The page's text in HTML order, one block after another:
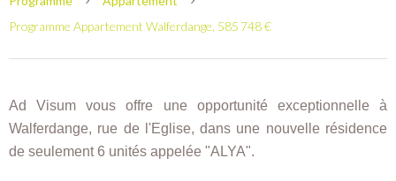
Programme Appartement Walferdange, 585 748 €
Ad Visum vous offre une opportunité exceptionnelle à
Walferdange, rue de l'Eglise, dans une nouvelle résidence
de seulement 6 unités appelée "ALYA".